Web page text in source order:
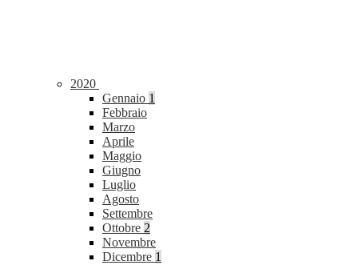
2020
Gennaio 1
Febbraio
Marzo
Aprile
Maggio
Giugno
Luglio
Agosto
Settembre
Ottobre 2
Novembre
Dicembre 1